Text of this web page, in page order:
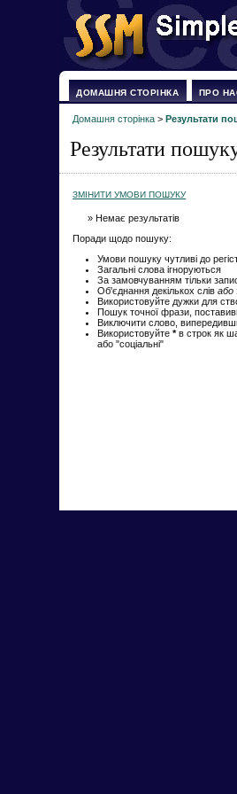
ДОМАШНЯ СТОРІНКА ПРО
Домашня сторінка >Результати
Результати
ЗМІНИТИ УМОВИ ПОШУКУ
» Немає результатів
Поради щодо пошуку:
Умови пошуку чутливі до
Загальні слова ігноруються
За замовчуванням тільки
Об'єднання декількох слівабо
Використовуйте дужки для
Пошук точної фрази,
Виключити слово,
Використовуйте*в строк як
або "соціальні"